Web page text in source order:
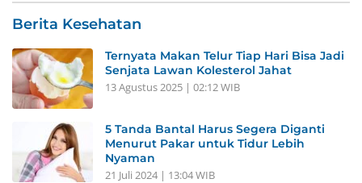
Berita Kesehatan
Ternyata Makan Telur Tiap Hari Bisa Jadi
Senjata Lawan Kolesterol Jahat
13 Agustus 2025 | 02:12 WIB
5 Tanda Bantal Harus Segera Diganti
Menurut Pakar untuk Tidur Lebih
Nyaman
21 Juli 2024 | 13:04 WIB